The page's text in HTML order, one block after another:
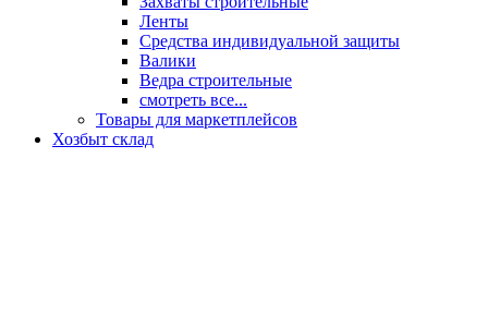
Ленты
Средства индивидуальной защиты
Валики
Ведра строительные
смотреть все...
Товары для маркетплейсов
Хозбыт склад